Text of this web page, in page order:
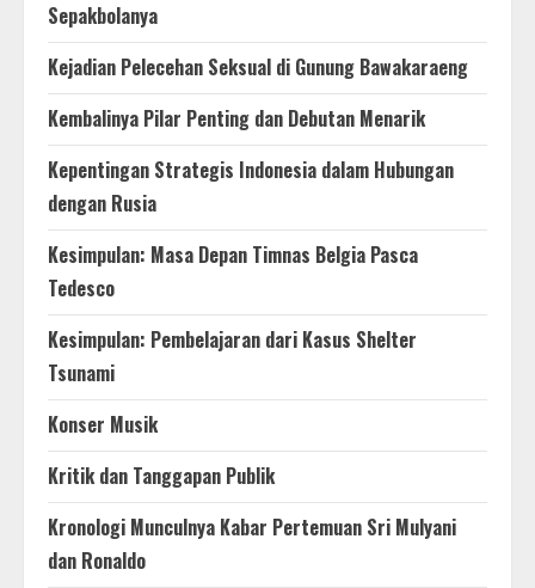
Sepakbolanya
Kejadian Pelecehan Seksual di Gunung Bawakaraeng
Kembalinya Pilar Penting dan Debutan Menarik
Kepentingan Strategis Indonesia dalam Hubungan
dengan Rusia
Kesimpulan: Masa Depan Timnas Belgia Pasca
Tedesco
Kesimpulan: Pembelajaran dari Kasus Shelter
Tsunami
Konser Musik
Kritik dan Tanggapan Publik
Kronologi Munculnya Kabar Pertemuan Sri Mulyani
dan Ronaldo